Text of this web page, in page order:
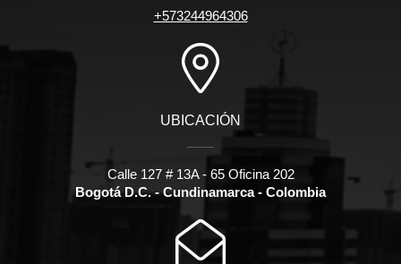
+573244964306
UBICACIÓN
Calle 127 # 13A - 65 Oficina 202
Bogotá D.C. - Cundinamarca - Colombia